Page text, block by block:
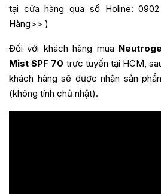
tại cửa hàng qua số Holine:
Hàng>> )
Đối với khách hàng mua
Mist SPF 70 trực tuyến tại HCM,
khách hàng sẽ được nhận sản
(không tính chủ nhật).